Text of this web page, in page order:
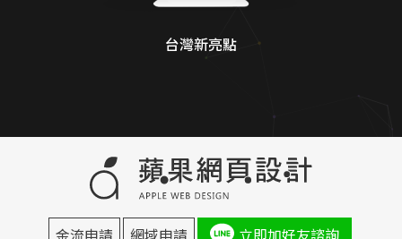
台灣新亮點
金流申請 網域申請
立即加好友諮詢